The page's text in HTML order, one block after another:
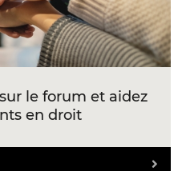
le forum et aidez
en droit